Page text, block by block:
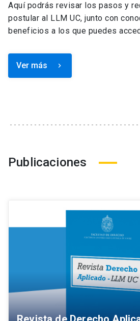
Aquí podrás revisar los pasos y
postular al LLM UC, junto con
beneficios a los que puedes
Ver más keyboard_arrow_right
Publicaciones